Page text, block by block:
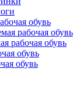
обувь
рабочая обувь
рабочая обувь
обувь
обувь